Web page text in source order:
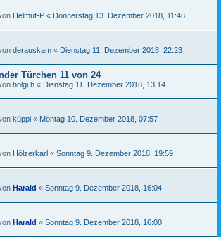
Helmut-P « Donnerstag 13. Dezember 2018, 11:46
derauskam « Dienstag 11. Dezember 2018, 22:23
Türchen 11 von 24
holgi.h « Dienstag 11. Dezember 2018, 13:14
küppi « Montag 10. Dezember 2018, 07:57
Hölzerkarl « Sonntag 9. Dezember 2018, 19:59
Harald « Sonntag 9. Dezember 2018, 16:04
Harald « Sonntag 9. Dezember 2018, 16:00